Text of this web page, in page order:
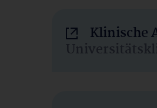
Klinische